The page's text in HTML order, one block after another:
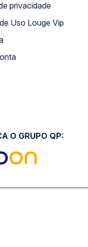
de privacidade
Termos de Uso Louge Vip
Conta
O GRUPO QP: